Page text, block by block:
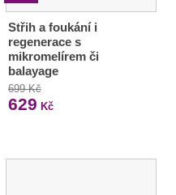
Střih a foukání i
regenerace s
mikromelírem či
balayage
699 Kč
629 Kč